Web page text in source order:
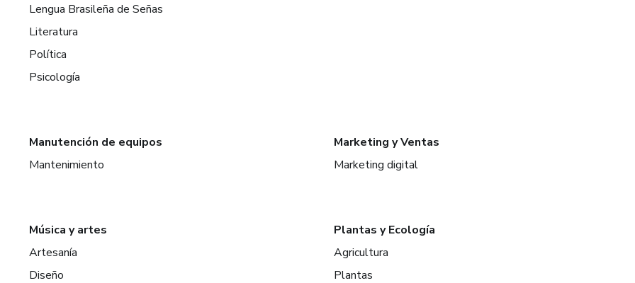
Lengua Brasileña de Señas
Literatura
Política
Psicología
Manutención de equipos
Mantenimiento
Marketing y Ventas
Marketing digital
Música y artes
Artesanía
Diseño
Plantas y Ecología
Agricultura
Plantas